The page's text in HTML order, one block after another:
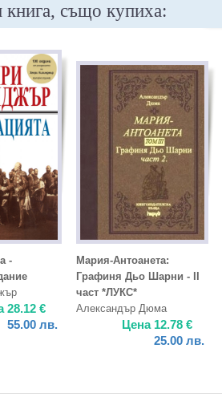
книга, също купиха:
-
28.12 €
55.00 лв.
Мария-Антоанета:
Графиня Дьо Шарни - II
част *ЛУКС*
Александър Дюма
Цена 12.78 €
25.00 лв.